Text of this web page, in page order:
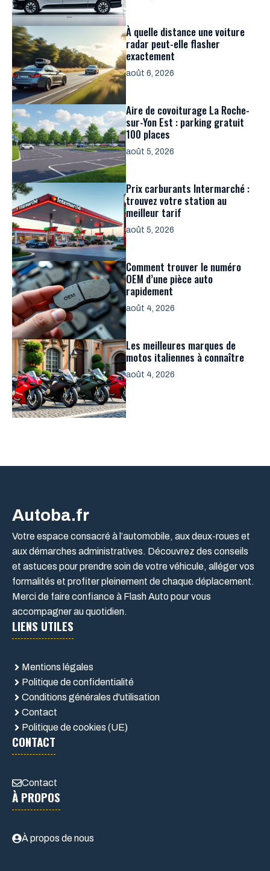
À quelle distance une voiture
radar peut-elle flasher
exactement
août 6, 2026
Aire de covoiturage La Roche-
sur-Yon Est : parking gratuit
100 places
août 5, 2026
Prix carburants Intermarché :
trouvez votre station au
meilleur tarif
août 5, 2026
Comment trouver le numéro
OEM d’une pièce auto
rapidement
août 4, 2026
Les meilleures marques de
motos italiennes à connaître
août 4, 2026
Autoba.fr
Votre espace consacré à l’automobile, aux deux-roues et
aux démarches administratives. Découvrez des conseils
et astuces pour prendre soin de votre véhicule, alléger vos
formalités et profiter pleinement de chaque déplacement.
Merci de faire confiance à Flash Auto pour vous
accompagner au quotidien.
LIENS UTILES
Mentions légales
Politique de confidentialité
Conditions générales d'utilisation
Contact
Politique de cookies (UE)
CONTACT
Contact
À PROPOS
À propos de nous